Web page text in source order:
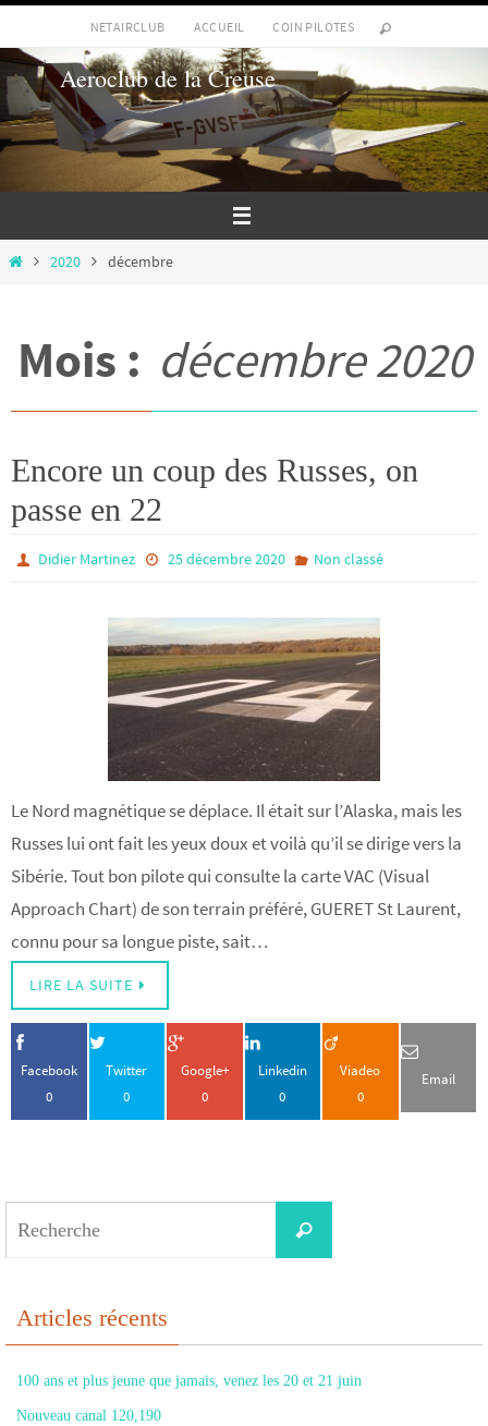
vers
contenu
NETAIRCLUB ACCUEIL COIN PILOTES
Aeroclub de la Creuse
Home2020 décembre
Mois : décembre 2020
Encore un coup des Russes, on
passe en 22
Didier Martinez 25 décembre 2020 Non classé
Le Nord magnétique se déplace. Il était sur l’Alaska, mais les
Russes lui ont fait les yeux doux et voilà qu’il se dirige vers la
Sibérie. Tout bon pilote qui consulte la carte VAC (Visual
Approach Chart) de son terrain préféré, GUERET St Laurent,
connu pour sa longue piste, sait…
LIRE LA SUITE
Facebook
0
Twitter
0
Google+
0
Linkedin
0
Viadeo
0
Email
Recherche
Articles récents
100 ans et plus jeune que jamais, venez les 20 et 21 juin
Nouveau canal 120,190